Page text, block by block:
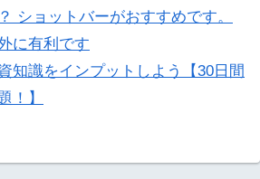
ショットバーがおすすめです。
に有利です
知識をインプットしよう【30日間
！】